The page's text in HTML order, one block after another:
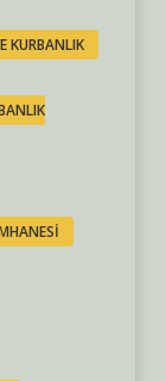
KURBANLIK